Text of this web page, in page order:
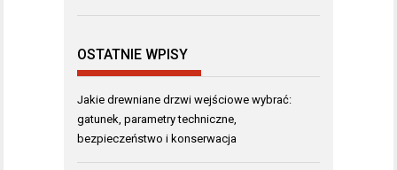
OSTATNIE WPISY
Jakie drewniane drzwi wejściowe wybrać:
gatunek, parametry techniczne,
bezpieczeństwo i konserwacja